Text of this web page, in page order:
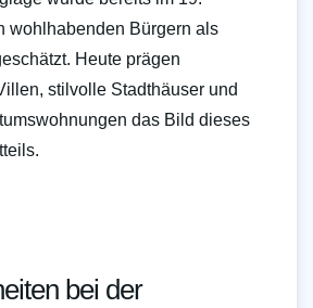
wohlhabenden Bürgern als
Heute prägen
stilvolle Stadthäuser und
das Bild dieses
bei der